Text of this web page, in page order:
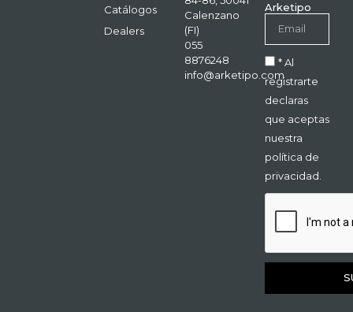
Catálogos
Dealers
Calenzano
(FI)
055
8876248
info@arketipo.com
Arketipo
* Al
registrarte
declaras
que aceptas
nuestra
política de
privacidad.